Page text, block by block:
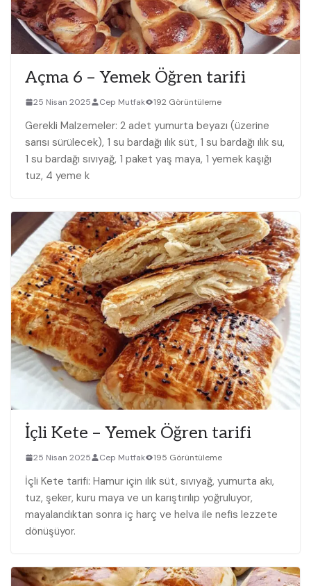
Açma 6 – Yemek Öğren tarifi
25 Nisan 2025 Cep Mutfak 192 Görüntüleme
Gerekli Malzemeler: 2 adet yumurta beyazı (üzerine
sarısı sürülecek), 1 su bardağı ılık süt, 1 su bardağı ılık su,
1 su bardağı sıvıyağ, 1 paket yaş maya, 1 yemek kaşığı
tuz, 4 yeme k
İçli Kete – Yemek Öğren tarifi
25 Nisan 2025 Cep Mutfak 195 Görüntüleme
İçli Kete tarifi: Hamur için ılık süt, sıvıyağ, yumurta akı,
tuz, şeker, kuru maya ve un karıştırılıp yoğruluyor,
mayalandıktan sonra iç harç ve helva ile nefis lezzete
dönüşüyor.